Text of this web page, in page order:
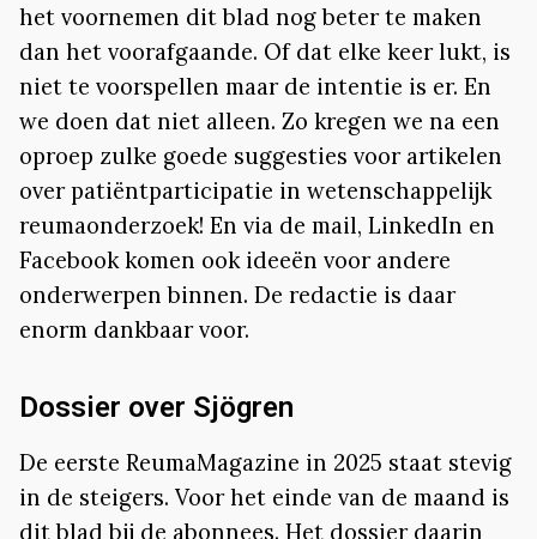
het voornemen dit blad nog beter te maken
dan het voorafgaande. Of dat elke keer lukt, is
niet te voorspellen maar de intentie is er. En
we doen dat niet alleen. Zo kregen we na een
oproep zulke goede suggesties voor artikelen
over patiëntparticipatie in wetenschappelijk
reumaonderzoek! En via de mail, LinkedIn en
Facebook komen ook ideeën voor andere
onderwerpen binnen. De redactie is daar
enorm dankbaar voor.
Dossier over Sjögren
De eerste ReumaMagazine in 2025 staat stevig
in de steigers. Voor het einde van de maand is
dit blad bij de abonnees. Het dossier daarin